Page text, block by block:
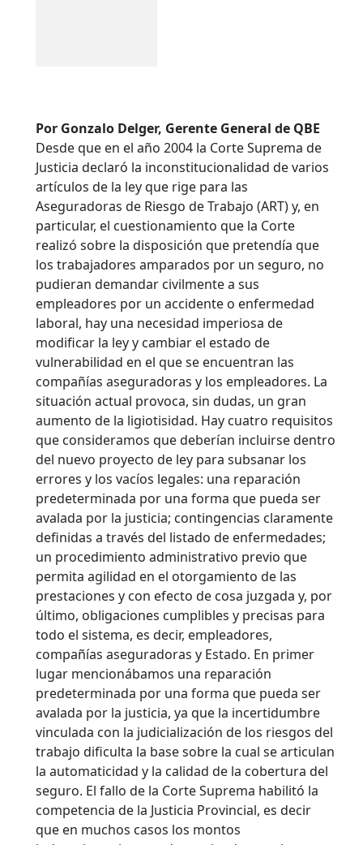
Por Gonzalo Delger, Gerente General de QBE
Desde que en el año 2004 la Corte Suprema de
Justicia declaró la inconstitucionalidad de varios
artículos de la ley que rige para las
Aseguradoras de Riesgo de Trabajo (ART) y, en
particular, el cuestionamiento que la Corte
realizó sobre la disposición que pretendía que
los trabajadores amparados por un seguro, no
pudieran demandar civilmente a sus
empleadores por un accidente o enfermedad
laboral, hay una necesidad imperiosa de
modificar la ley y cambiar el estado de
vulnerabilidad en el que se encuentran las
compañías aseguradoras y los empleadores. La
situación actual provoca, sin dudas, un gran
aumento de la ligiotisidad. Hay cuatro requisitos
que consideramos que deberían incluirse dentro
del nuevo proyecto de ley para subsanar los
errores y los vacíos legales: una reparación
predeterminada por una forma que pueda ser
avalada por la justicia; contingencias claramente
definidas a través del listado de enfermedades;
un procedimiento administrativo previo que
permita agilidad en el otorgamiento de las
prestaciones y con efecto de cosa juzgada y, por
último, obligaciones cumplibles y precisas para
todo el sistema, es decir, empleadores,
compañías aseguradoras y Estado. En primer
lugar mencionábamos una reparación
predeterminada por una forma que pueda ser
avalada por la justicia, ya que la incertidumbre
vinculada con la judicialización de los riesgos del
trabajo dificulta la base sobre la cual se articulan
la automaticidad y la calidad de la cobertura del
seguro. El fallo de la Corte Suprema habilitó la
competencia de la Justicia Provincial, es decir
que en muchos casos los montos